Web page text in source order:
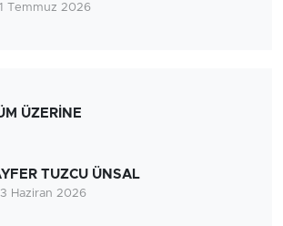
Temmuz 2026
ÜZERİNE
TUZCU ÜNSAL
Haziran 2026